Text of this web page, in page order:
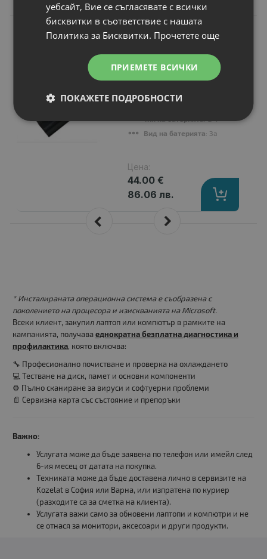
N
Батерия за лаптоп
1015PN
: 6600 mAh
Волтаж : 10.80 V
Вид на батерията: Заместител
Цена:
44.00 €
86.06 лв.
* Инсталираната операционна система е съобразена с
поколението на процесора и изискванията на Microsoft.
Всеки клиент, закупил лаптоп или компютър в рамките на
кампанията, получава еднократна безплатна диагностика и
профилактика, която включва:
🔧 Професионално почистване и проверка на охлаждането
💻 Тестване на диск, памет и основни компоненти
⚙️ Пълно сканиране за вируси и софтуерни проблеми
📄 Сервизна карта със състояние и препоръки
Важно:
Услугата може да бъде заявена по телефон или имейл след
6-ия месец от датата на покупка.
Техниката може да бъде доставена лично в сервизите на
Kozelat в София или Варна, или изпратена по куриер
(разходите са за сметка на клиента).
Услугата важи само за обновени лаптопи и компютри и не
се отнася за монитори, аксесоари и други продукти.
уебсайт, Вие се съгласявате с всички
бисквитки в съответствие с нашата
Политика за Бисквитки. Прочетете още
ПРИЕМЕТЕ ВСИЧКИ
ПОКАЖЕТЕ ПОДРОБНОСТИ